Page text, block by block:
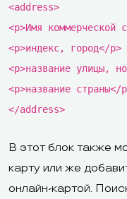
<address>
<p>Имя коммерческой
<p>индекс, город</p>
<p>название улицы,
<p>название страны</
</address>
В этот блок также
карту или же
онлайн-картой.